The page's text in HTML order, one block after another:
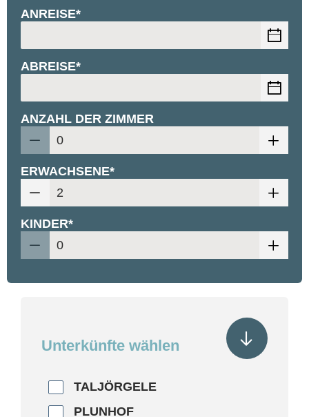
ANREISE*
ABREISE*
ANZAHL DER ZIMMER
ERWACHSENE*
KINDER*
Unterkünfte wählen
TALJÖRGELE
PLUNHOF